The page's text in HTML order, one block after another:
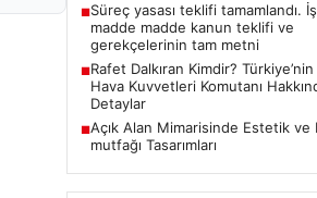
■Süreç yasası teklifi tamamlandı.
madde madde kanun teklifi ve
gerekçelerinin tam metni
■Rafet Dalkıran Kimdir?
Hava Kuvvetleri Komutanı
Detaylar
■Açık Alan Mimarisinde Estetik ve
mutfağı Tasarımları